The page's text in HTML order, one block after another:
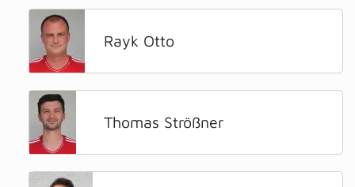
Rayk Otto
Thomas Strößner